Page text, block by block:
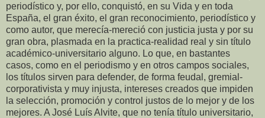
periodístico y, por ello, conquistó, en su Vida y en toda
España, el gran éxito, el gran reconocimiento, periodístico y
como autor, que merecía-mereció con justicia justa y por su
gran obra, plasmada en la practica-realidad real y sin título
académico-universitario alguno. Lo que, en bastantes
casos, como en el periodismo y en otros campos sociales,
los títulos sirven para defender, de forma feudal, gremial-
corporativista y muy injusta, intereses creados que impiden
la selección, promoción y control justos de lo mejor y de los
mejores. A José Luís Alvite, que no tenía título universitario,